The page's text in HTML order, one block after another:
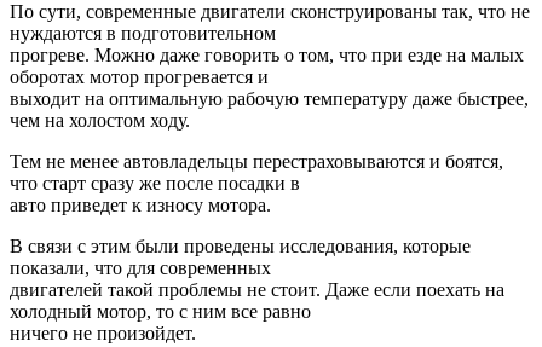
По сути, современные двигатели сконструированы так, что не
нуждаются в подготовительном
прогреве. Можно даже говорить о том, что при езде на малых
оборотах мотор прогревается и
выходит на оптимальную рабочую температуру даже быстрее,
чем на холостом ходу.
Тем не менее автовладельцы перестраховываются и боятся,
что старт сразу же после посадки в
авто приведет к износу мотора.
В связи с этим были проведены исследования, которые
показали, что для современных
двигателей такой проблемы не стоит. Даже если поехать на
холодный мотор, то с ним все равно
ничего не произойдет.